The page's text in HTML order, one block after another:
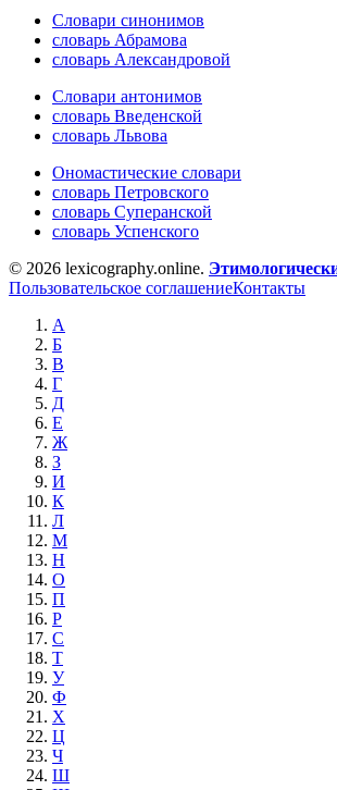
Словари синонимов
словарь Абрамова
словарь Александровой
Словари антонимов
словарь Введенской
словарь Львова
Ономастические словари
словарь Петровского
словарь Суперанской
словарь Успенского
© 2026 lexicography.online.
Пользовательское соглашениеКонтакты
А
Б
В
Г
Д
Е
Ж
З
И
К
Л
М
Н
О
П
Р
С
Т
У
Ф
Х
Ц
Ч
Ш